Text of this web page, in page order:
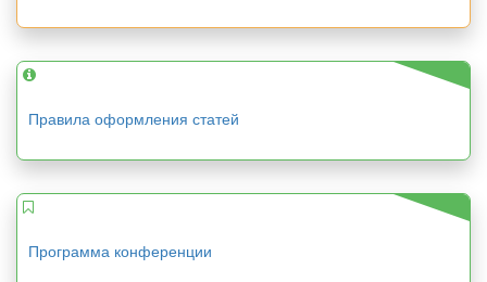
Правила оформления статей
Программа конференции